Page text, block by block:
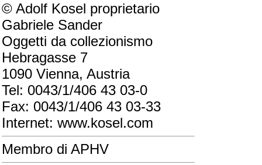
© Adolf Kosel proprietario
Gabriele Sander
Oggetti da collezionismo
Hebragasse 7
1090 Vienna, Austria
Tel: 0043/1/406 43 03-0
Fax: 0043/1/406 43 03-33
Internet: www.kosel.com
Membro di APHV